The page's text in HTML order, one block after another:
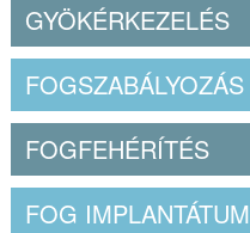
GYÖKÉRKEZELÉS
FOGSZABÁLYOZÁS
FOGFEHÉRÍTÉS
FOG IMPLANTÁTUM